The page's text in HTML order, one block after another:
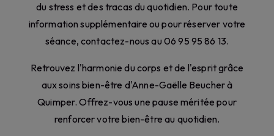
du stress et des tracas du quotidien. Pour toute
information supplémentaire ou pour réserver votre
séance, contactez-nous au 06 95 95 86 13.
Retrouvez l'harmonie du corps et de l'esprit grâce
aux soins bien-être d'Anne-Gaëlle Beucher à
Quimper. Offrez-vous une pause méritée pour
renforcer votre bien-être au quotidien.